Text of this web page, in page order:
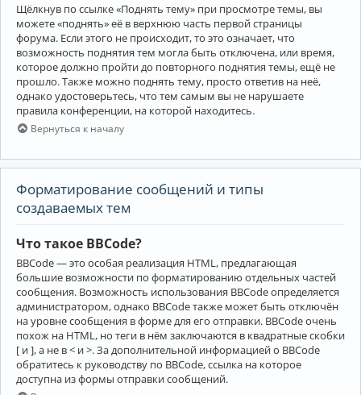
Щёлкнув по ссылке «Поднять тему» при просмотре темы, вы
можете «поднять» её в верхнюю часть первой страницы
форума. Если этого не происходит, то это означает, что
возможность поднятия тем могла быть отключена, или время,
которое должно пройти до повторного поднятия темы, ещё не
прошло. Также можно поднять тему, просто ответив на неё,
однако удостоверьтесь, что тем самым вы не нарушаете
правила конференции, на которой находитесь.
Вернуться к началу
Форматирование сообщений и типы
создаваемых тем
Что такое BBCode?
BBCode — это особая реализация HTML, предлагающая
большие возможности по форматированию отдельных частей
сообщения. Возможность использования BBCode определяется
администратором, однако BBCode также может быть отключён
на уровне сообщения в форме для его отправки. BBCode очень
похож на HTML, но теги в нём заключаются в квадратные скобки
[ и ], а не в < и >. За дополнительной информацией о BBCode
обратитесь к руководству по BBCode, ссылка на которое
доступна из формы отправки сообщений.